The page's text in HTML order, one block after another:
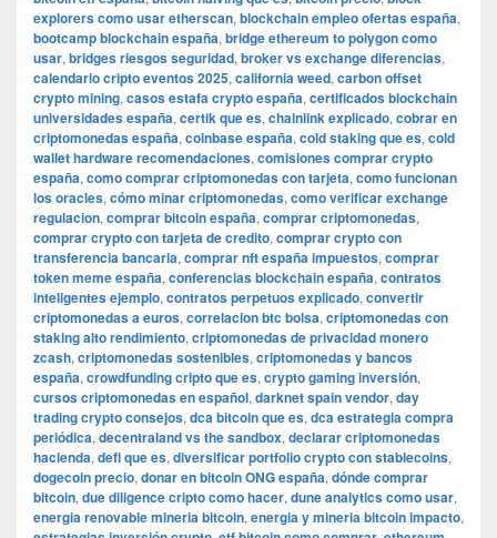
explorers como usar etherscan, blockchain empleo ofertas españa,
bootcamp blockchain españa, bridge ethereum to polygon como
usar, bridges riesgos seguridad, broker vs exchange diferencias,
calendario cripto eventos 2025, california weed, carbon offset
crypto mining, casos estafa crypto españa, certificados blockchain
universidades españa, certik que es, chainlink explicado, cobrar en
criptomonedas españa, coinbase españa, cold staking que es, cold
wallet hardware recomendaciones, comisiones comprar crypto
españa, como comprar criptomonedas con tarjeta, como funcionan
los oracles, cómo minar criptomonedas, como verificar exchange
regulacion, comprar bitcoin españa, comprar criptomonedas,
comprar crypto con tarjeta de credito, comprar crypto con
transferencia bancaria, comprar nft españa impuestos, comprar
token meme españa, conferencias blockchain españa, contratos
inteligentes ejemplo, contratos perpetuos explicado, convertir
criptomonedas a euros, correlacion btc bolsa, criptomonedas con
staking alto rendimiento, criptomonedas de privacidad monero
zcash, criptomonedas sostenibles, criptomonedas y bancos
españa, crowdfunding cripto que es, crypto gaming inversión,
cursos criptomonedas en español, darknet spain vendor, day
trading crypto consejos, dca bitcoin que es, dca estrategia compra
periódica, decentraland vs the sandbox, declarar criptomonedas
hacienda, defi que es, diversificar portfolio crypto con stablecoins,
dogecoin precio, donar en bitcoin ONG españa, dónde comprar
bitcoin, due diligence cripto como hacer, dune analytics como usar,
energia renovable mineria bitcoin, energia y mineria bitcoin impacto,